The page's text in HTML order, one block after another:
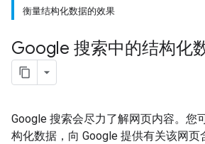
衡量结构化数据的效果
Google 搜索中的结构化
Google 搜索会尽力了解网页内容。您
构化数据，向 Google 提供有关该网页